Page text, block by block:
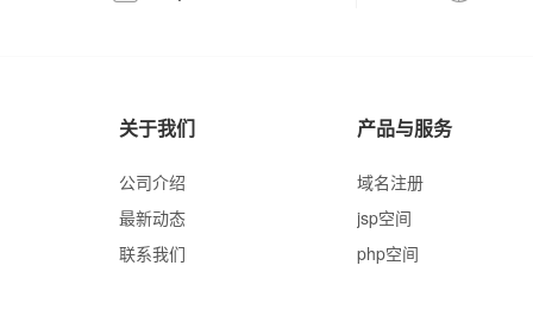
关于我们
公司介绍
最新动态
联系我们
产品与服务
域名注册
jsp空间
php空间